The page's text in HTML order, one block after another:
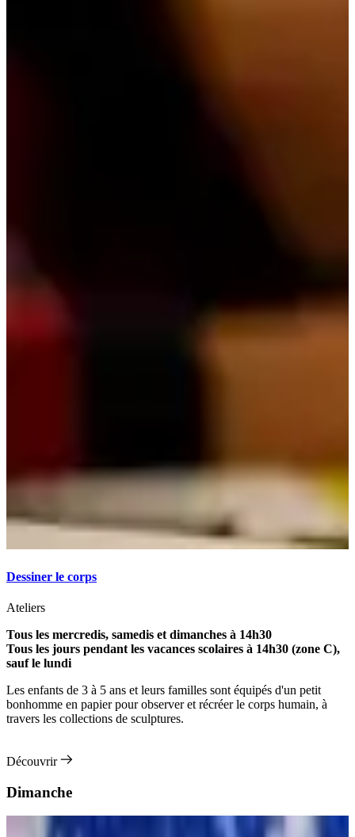
Dessiner le corps
Ateliers
Tous les mercredis, samedis et dimanches à 14h30
Tous les jours pendant les vacances scolaires à 14h30 (zone C),
sauf le lundi
Les enfants de 3 à 5 ans et leurs familles sont équipés d'un petit
bonhomme en papier pour observer et récréer le corps humain, à
travers les collections de sculptures.
Découvrir
Dimanche